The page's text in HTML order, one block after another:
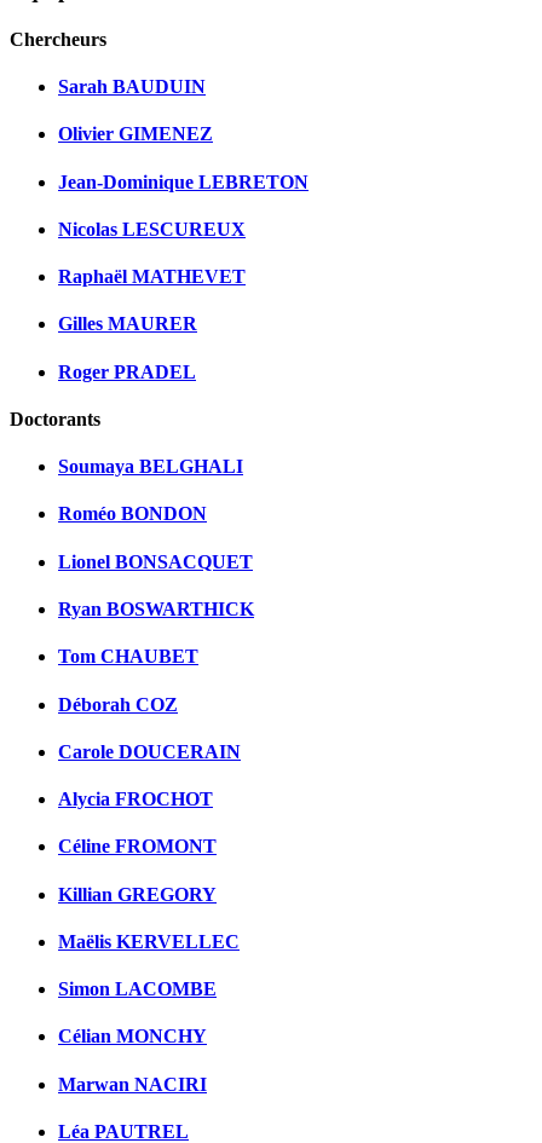
Chercheurs
Sarah BAUDUIN
Olivier GIMENEZ
Jean-Dominique LEBRETON
Nicolas LESCUREUX
Raphaël MATHEVET
Gilles MAURER
Roger PRADEL
Doctorants
Soumaya BELGHALI
Roméo BONDON
Lionel BONSACQUET
Ryan BOSWARTHICK
Tom CHAUBET
Déborah COZ
Carole DOUCERAIN
Alycia FROCHOT
Céline FROMONT
Killian GREGORY
Maëlis KERVELLEC
Simon LACOMBE
Célian MONCHY
Marwan NACIRI
Léa PAUTREL